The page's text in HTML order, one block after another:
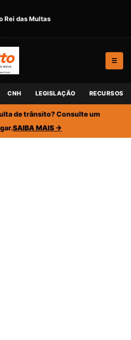
Rei das Multas
☰
CNH LEGISLAÇÃO RECURSOS
de trânsito? Consulte um
SAIBA MAIS →